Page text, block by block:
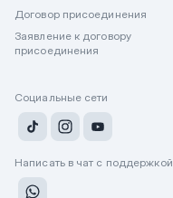
Договор присоединения
Заявление к договору
присоединения
Социальные сети
Написать в чат с поддержкой